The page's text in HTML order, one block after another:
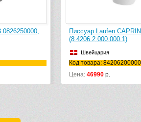
Писсуар Laufen CAPRINO 4206.2
(8.4206.2.000.000.1)
Код товара: 8420620000001